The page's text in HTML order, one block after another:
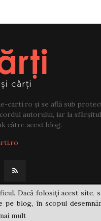
carti.ro și se află sub
autorului, iar la
către acest blog.
Dacă folosiți acest
blog, în scopul
mult